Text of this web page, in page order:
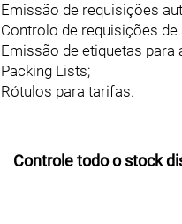
Emissão de requisições
Controlo de requisições
Emissão de etiquetas para
Packing Lists;
Rótulos para tarifas.
Controle todo o stock